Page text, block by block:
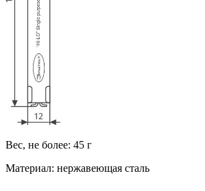
Вес, не более: 45 г
Материал: нержавеющая сталь